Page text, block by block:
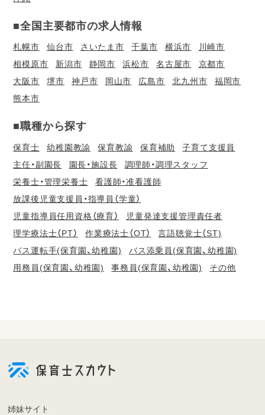
■全国主要都市の求人情報
札幌市 仙台市 さいたま市 千葉市 横浜市
川崎市
相模原市
新潟市 静岡市 浜松市 名古屋市
京都市
大阪市
堺市 神戸市 岡山市 広島市 北九州市
福岡市
熊本市
■職種から探す
保育士 幼稚園教諭 保育教諭 保育補助
子育て支援員
主任・副園長
園長・施設長
調理師・調理スタッフ
栄養士・管理栄養士
看護師・准看護師
放課後児童支援員・指導員（学童）
児童指導員任用資格（療育）
児童発達支援管理責任者
理学療法士（PT）
作業療法士（OT）
言語聴覚士（ST)
バス運転手(保育園、幼稚園)
バス添乗員(保育園、幼稚園)
用務員(保育園、幼稚園)
事務員(保育園、幼稚園) その他
登
姉妹サイト